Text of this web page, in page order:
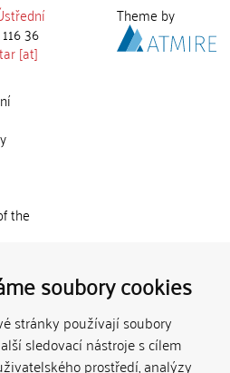
soubory cookies
stránky používají soubory
sledovací nástroje s cílem
prostředí, analýzy
36
[at]
the
k
not
Theme by